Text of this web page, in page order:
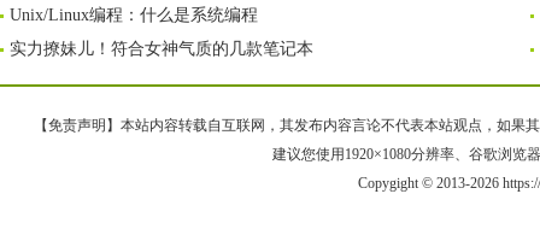
Unix/Linux编程：什么是系统编程
实力撩妹儿！符合女神气质的几款笔记本
【免责声明】本站内容转载自互联网，其发布内容言论不代表本站观点，如果
建议您使用1920×1080分辨率、谷歌浏览
Copygight © 2013-2026